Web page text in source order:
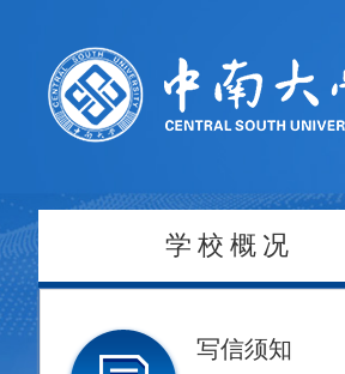
学校概况
写信须知